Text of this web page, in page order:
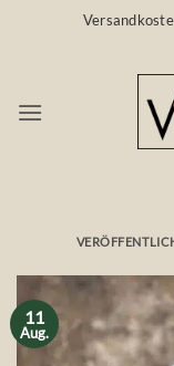
11
Aug.